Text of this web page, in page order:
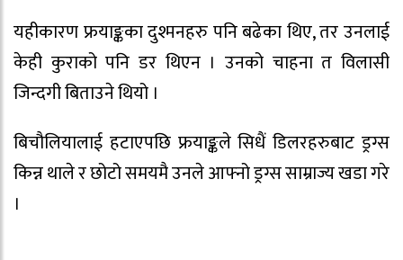
यहीकारण फ्रयाङ्कका दुश्मनहरु पनि बढेका थिए, तर उनलाई
केही कुराको पनि डर थिएन । उनको चाहना त विलासी
जिन्दगी बिताउने थियो ।
बिचौलियालाई हटाएपछि फ्रयाङ्कले सिधैं डिलरहरुबाट ड्रग्स
किन्न थाले र छोटो समयमै उनले आफ्नो ड्रग्स साम्राज्य खडा गरे
।